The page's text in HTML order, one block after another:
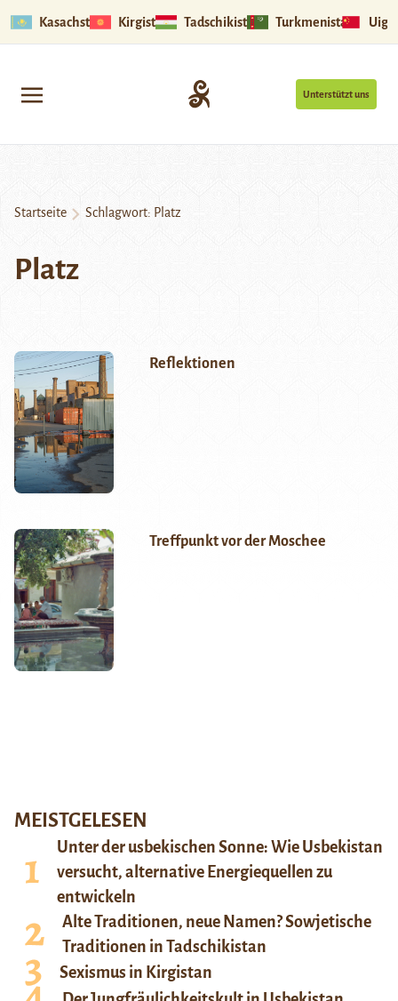
Kasachstan Kirgistan Tadschikistan Turkmenistan
Unterstützt uns
Startseite Schlagwort: Platz
Platz
Reflektionen
Treffpunkt vor der Moschee
MEISTGELESEN
Unter der usbekischen Sonne: Wie Usbekistan
versucht, alternative Energiequellen zu
entwickeln
Alte Traditionen, neue Namen? Sowjetische
Traditionen in Tadschikistan
Sexismus in Kirgistan